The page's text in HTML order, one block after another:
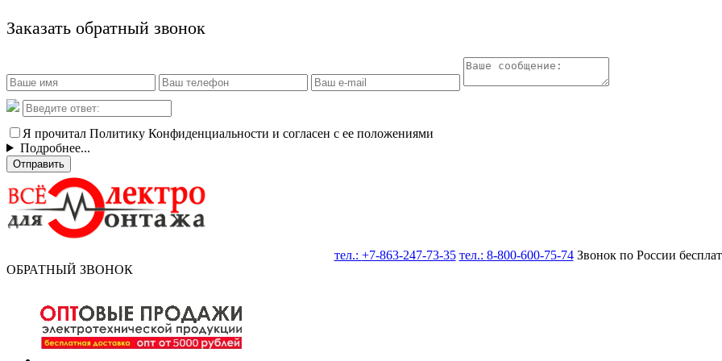
Заказать обратный звонок
Я прочитал Политику Конфиденциальности и согласен с ее положениями
Подробнее...
Отправить
тел.: +7-863-247-73-35 тел.: 8-800-600-75-74Звонок по России
ОБРАТНЫЙ ЗВОНОК